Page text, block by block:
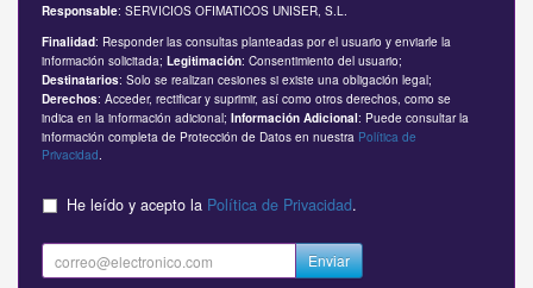
Responsable: SERVICIOS OFIMATICOS UNISER, S.L.
Finalidad: Responder las consultas planteadas por el usuario y enviarle la
información solicitada; Legitimación: Consentimiento del usuario;
Destinatarios: Solo se realizan cesiones si existe una obligación legal;
Derechos: Acceder, rectificar y suprimir, así como otros derechos, como se
indica en la información adicional; Información Adicional: Puede consultar la
información completa de Protección de Datos en nuestra Política de
Privacidad.
He leído y acepto la Política de Privacidad.
Enviar